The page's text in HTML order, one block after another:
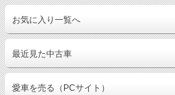
お気に入り一覧へ
最近見た中古車
愛車を売る（PCサイト）